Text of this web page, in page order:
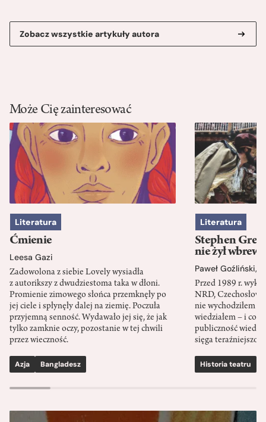
Zobacz wszystkie artykuły autora
Może Cię zainteresować
Literatura
Ćmienie
Leesa Gazi
Zadowolona z siebie Lovely wysiadła
z autorikszy z dwudziestoma taka w dłoni.
Promienie zimowego słońca przemknęły po
jej ciele i spłynęły dalej na ziemię. Poczuła
przyjemną senność. Wydawało jej się, że jak
tylko zamknie oczy, pozostanie w tej chwili
przez wieczność.
Azja Bangladesz
Literatura
Stephen
nie żył wbrew
Paweł Goźliński,
Przed 1989 r.
NRD,
nie wychodziłem
wiedziałem – i co
publiczność
sięga
Historia teatru